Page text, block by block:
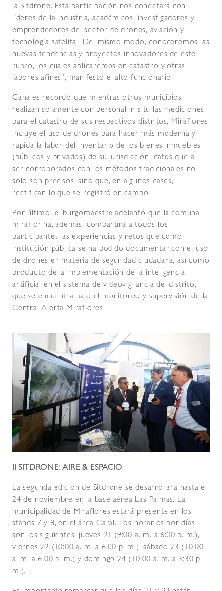
la Sitdrone. Esta participación nos conectará con
líderes de la industria, académicos, investigadores y
emprendedores del sector de drones, aviación y
tecnología satelital. Del mismo modo, conoceremos las
nuevas tendencias y proyectos innovadores de este
rubro, los cuales aplicaremos en catastro y otras
labores afines”, manifestó el alto funcionario.
Canales recordó que mientras otros municipios
realizan solamente con personal in situ las mediciones
para el catastro de sus respectivos distritos, Miraflores
incluye el uso de drones para hacer más moderna y
rápida la labor del inventario de los bienes inmuebles
(públicos y privados) de su jurisdicción, datos que al
ser corroborados con los métodos tradicionales no
solo son precisos, sino que, en algunos casos,
rectifican lo que se registró en campo.
Por último, el burgomaestre adelantó que la comuna
miraflorina, además, compartirá a todos los
participantes las experiencias y retos que como
institución pública se ha podido documentar con el uso
de drones en materia de seguridad ciudadana, así como
producto de la implementación de la inteligencia
artificial en el sistema de videovigilancia del distrito,
que se encuentra bajo el monitoreo y supervisión de la
Central Alerta Miraflores.
II SITDRONE: AIRE & ESPACIO
La segunda edición de Sitdrone se desarrollará hasta el
24 de noviembre en la base aérea Las Palmas. La
municipalidad de Miraflores estará presente en los
stands 7 y 8, en el área Caral. Los horarios por días
son los siguientes: jueves 21 (9:00 a. m. a 6:00 p. m.),
viernes 22 (10:00 a. m. a 6:00 p. m.), sábado 23 (10:00
a. m. a 6:00 p. m.) y domingo 24 (10:00 a. m. a 3:30 p.
m.).